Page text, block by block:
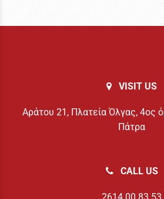
VISIT US
Αράτου 21, Πλατεία Όλγας, 4ος
Πάτρα
CALL US